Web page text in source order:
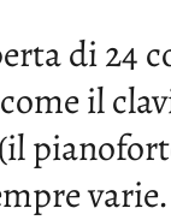
di 24
il
varie.